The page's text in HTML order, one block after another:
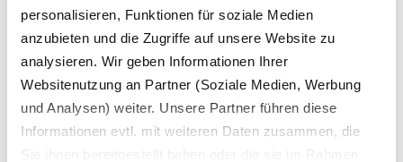
personalisieren, Funktionen für soziale Medien
anzubieten und die Zugriffe auf unsere Website zu
analysieren. Wir geben Informationen Ihrer
Websitenutzung an Partner (Soziale Medien, Werbung
und Analysen) weiter. Unsere Partner führen diese
Informationen evtl. mit weiteren Daten zusammen, die
MEHR LESEN